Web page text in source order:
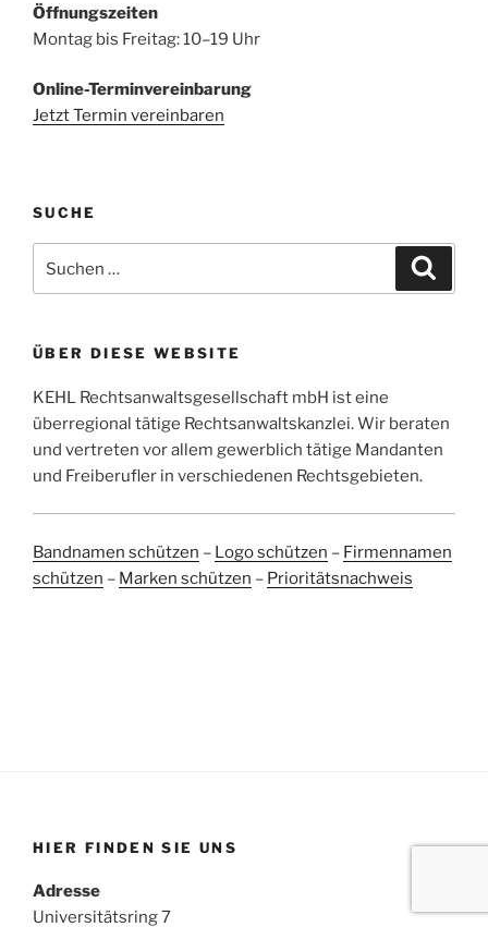
Öffnungszeiten
Montag bis Freitag: 10–19 Uhr
Online-Terminvereinbarung
Jetzt Termin vereinbaren
SUCHE
nach:
ÜBER DIESE WEBSITE
KEHL Rechtsanwaltsgesellschaft mbH ist eine
überregional tätige Rechtsanwaltskanzlei. Wir beraten
und vertreten vor allem gewerblich tätige Mandanten
und Freiberufler in verschiedenen Rechtsgebieten.
Bandnamen schützen – Logo schützen – Firmennamen
schützen – Marken schützen – Prioritätsnachweis
HIER FINDEN SIE UNS
Adresse
Universitätsring 7